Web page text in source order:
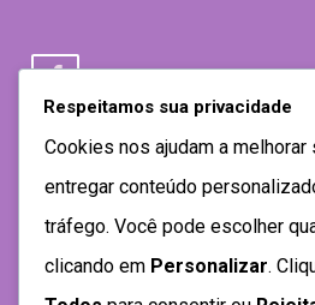
Respeitamos sua privacidade
Cookies nos ajudam a melhorar
entregar conteúdo
tráfego. Você pode escolher
clicando em Personalizar.